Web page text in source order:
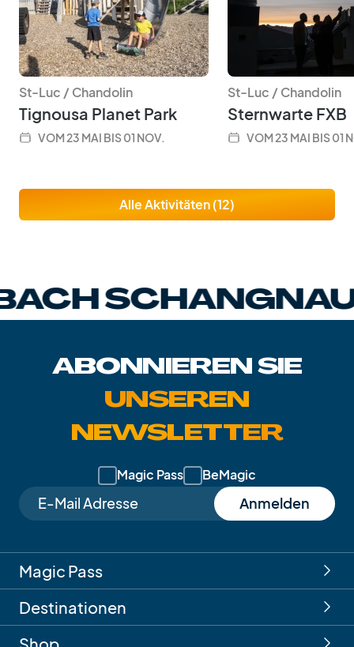
St-Luc / Chandolin
Tignousa Planet Park
VOM 23 MAI BIS 01 NOV.
St-Luc / Chandolin
Sternwarte FXB
VOM 23 MAI BIS 01
Alle Aktivitäten (12)
SCHANGNAU
ABONNIEREN SIE
UNSEREN
NEWSLETTER
Magic Pass BeMagic
Anmelden
Magic Pass
Destinationen